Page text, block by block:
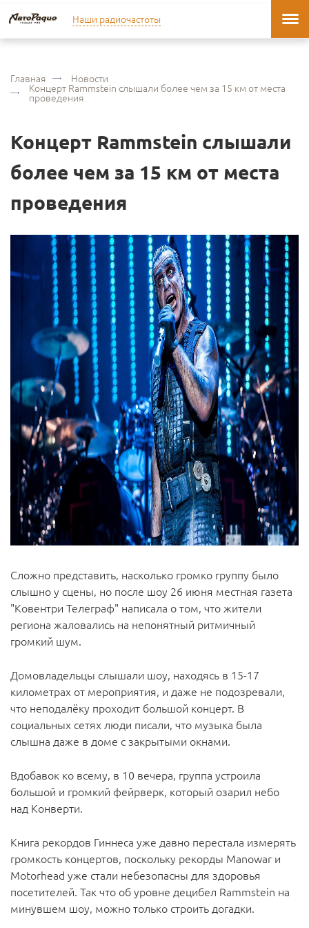
Наши радиочастоты
Главная Новости
Концерт Rammstein слышали более чем за 15 км от места
проведения
Концерт Rammstein слышали
более чем за 15 км от места
проведения
Сложно представить, насколько громко группу было
слышно у сцены, но после шоу 26 июня местная газета
"Ковентри Телеграф" написала о том, что жители
региона жаловались на непонятный ритмичный
громкий шум.
Домовладельцы слышали шоу, находясь в 15-17
километрах от мероприятия, и даже не подозревали,
что неподалёку проходит большой концерт. В
социальных сетях люди писали, что музыка была
слышна даже в доме с закрытыми окнами.
Вдобавок ко всему, в 10 вечера, группа устроила
большой и громкий фейрверк, который озарил небо
над Конверти.
Книга рекордов Гиннеса уже давно перестала измерять
громкость концертов, поскольку рекорды Manowar и
Motorhead уже стали небезопасны для здоровья
посетителей. Так что об уровне децибел Rammstein на
минувшем шоу, можно только строить догадки.